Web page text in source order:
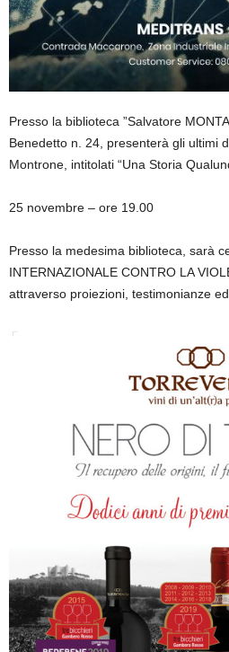
Presso la biblioteca ”Salvatore
Benedetto n. 24, presenterà gli ultimi
Montrone, intitolati “Una Storia
25 novembre – ore 19.00
Presso la medesima biblioteca, sarà
INTERNAZIONALE CONTRO LA
attraverso proiezioni, testimonianze